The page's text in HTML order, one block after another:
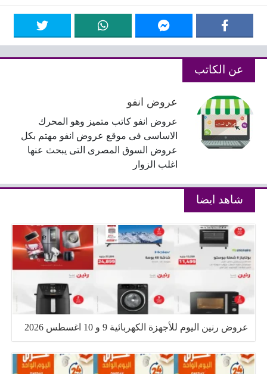
عن الكاتب
عروض انفو
عروض انفو كاتب متميز وهو المحرك
الاساسى فى موقع عروض انفو مهتم بكل
عروض السوق المصرى التى يبحث عنها
اغلب الزوار
شاهد ايضا
عروض رنين اليوم للأجهزة الكهربائية 9 و 10 اغسطس 2026